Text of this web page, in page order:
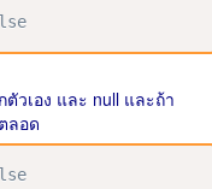
วเอง และ null และถ้า
ลอด